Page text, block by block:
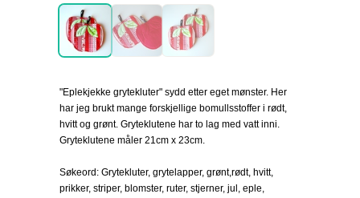
"Eplekjekke grytekluter" sydd etter eget mønster. Her
har jeg brukt mange forskjellige bomullsstoffer i rødt,
hvitt og grønt. Gryteklutene har to lag med vatt inni.
Gryteklutene måler 21cm x 23cm.
Søkeord: Grytekluter, grytelapper, grønt,rødt, hvitt,
prikker, striper, blomster, ruter, stjerner, jul, eple,